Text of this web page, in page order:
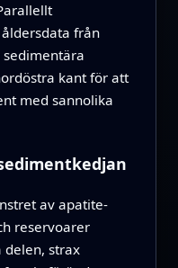
från
kant för att
med sannolika
av apatite-
reservoarer
delen, strax